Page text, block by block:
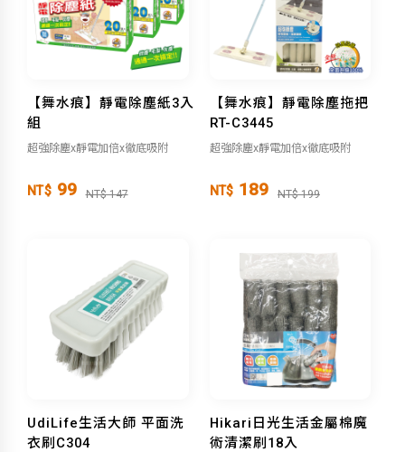
【舞水痕】靜電除塵紙3入
組
超強除塵x靜電加倍x徹底吸附
NT$ 99 NT$ 147
【舞水痕】靜電除塵拖把
RT-C3445
超強除塵x靜電加倍x徹底吸附
NT$ 189 NT$ 199
UdiLife生活大師 平面洗
衣刷C304
Hikari日光生活金屬棉魔
術清潔刷18入